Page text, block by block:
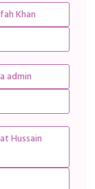
Khan
admin
Hussain